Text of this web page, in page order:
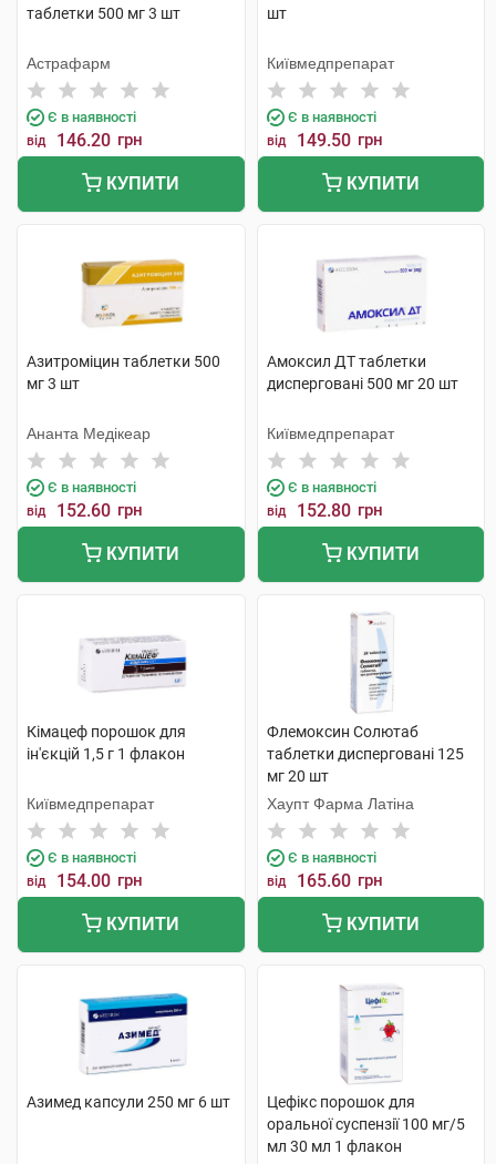
таблетки 500 мг 3 шт
Астрафарм
Є в наявності
від 146.20 грн
КУПИТИ
шт
Київмедпрепарат
Є в наявності
від 149.50 грн
КУПИТИ
Азитроміцин таблетки 500
мг 3 шт
Ананта Медікеар
Є в наявності
від 152.60 грн
КУПИТИ
Амоксил ДТ таблетки
дисперговані 500 мг 20 шт
Київмедпрепарат
Є в наявності
від 152.80 грн
КУПИТИ
Кімацеф порошок для
ін'єкцій 1,5 г 1 флакон
Київмедпрепарат
Є в наявності
від 154.00 грн
КУПИТИ
Флемоксин Солютаб
таблетки дисперговані 125
мг 20 шт
Хаупт Фарма Латіна
Є в наявності
від 165.60 грн
КУПИТИ
Азимед капсули 250 мг 6 шт
Цефікс порошок для
оральної суспензії 100 мг/5
мл 30 мл 1 флакон